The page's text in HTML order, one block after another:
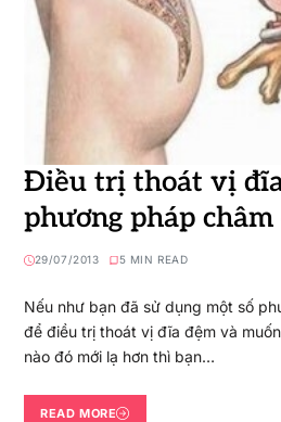
Điều trị thoát vị
phương pháp
29/07/2013 5 MIN READ
Nếu như bạn đã sử dụng một số
để điều trị thoát vị đĩa đệm và
nào đó mới lạ hơn thì bạn…
READ MORE